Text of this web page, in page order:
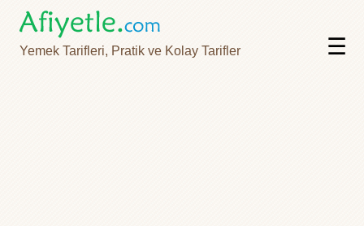
Yemek Tarifleri, Pratik ve Kolay Tarifler ☰